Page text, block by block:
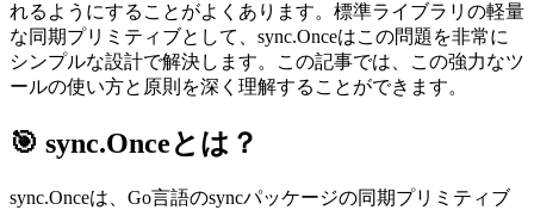
れるようにすることがよくあります。標準ライブラリの軽量
な同期プリミティブとして、sync.Onceはこの問題を非常に
シンプルな設計で解決します。この記事では、この強力なツ
ールの使い方と原則を深く理解することができます。
🎯 sync.Onceとは？
sync.Onceは、Go言語のsyncパッケージの同期プリミティブ